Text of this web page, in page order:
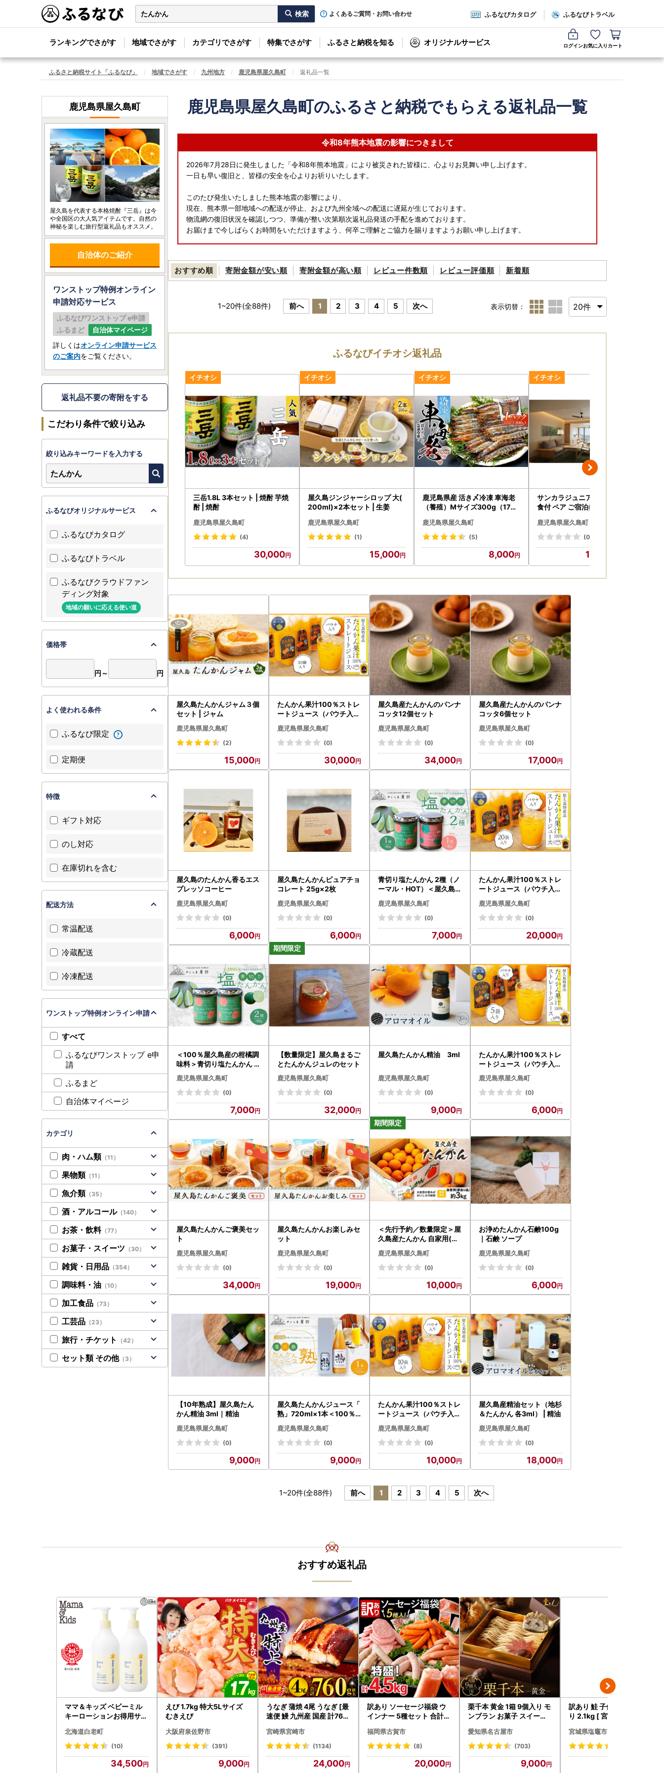
よくあるご質問・お問い合わせ ふるなびカタログ ふるなびトラベル
ランキングでさがす 地域でさがす カテゴリでさがす 特集でさがす ふるさと納税を知る オリジナルサービス ログインお気に入り カート
ふるさと納税サイト「ふるなび」 地域でさがす 九州地方 鹿児島県屋久島町 返礼品一覧
鹿児島県屋久島町のふるさと納税でもらえる返礼品一覧
令和8年熊本地震の影響につきまして
2026年7月28日に発生しました「令和8年熊本地震」により被災された皆様に、心よりお見舞い申し上げます。
一日も早い復旧と、皆様の安全を心よりお祈りいたします。
このたび発生いたしました熊本地震の影響により、
現在、熊本県一部地域への配送が停止、および九州全域への配送に遅延が生じております。
物流網の復旧状況を確認しつつ、準備が整い次第順次返礼品発送の手配を進めております。
お届けまで今しばらくお時間をいただけますよう、何卒ご理解とご協力を賜りますようお願い申し上げます。
おすすめ順 寄附金額が安い順 寄附金額が高い順 レビュー件数順 レビュー評価順 新着順
1~20件(全88件) 前へ 1 2 3 4 5 次へ 表示切替：
ふるなびイチオシ返礼品
三岳1.8L 3本セット | 焼酎 芋焼
酎 | 焼酎
鹿児島県屋久島町
(4)
30,000
屋久島ジンジャーシロップ 大(
200ml)×2本セット | 生姜
鹿児島県屋久島町
(1)
15,000
鹿児島県産 活き〆冷凍 車海老
（養殖）Mサイズ300g（17～
】
鹿児島県屋久島町
(5)
8,000
サンカラジュニアスイート1泊2
食付 ペア ご宿泊券［sankara
宿泊
鹿児島県屋久島町
(0)
1,633,000
屋久島たんかんジャム３個
セット | ジャム
鹿児島県屋久島町
(2)
15,000
たんかん果汁100％ストレ
ートジュース（パウチ入り
） 30袋
鹿児島県屋久島町
(0)
30,000
屋久島産たんかんのパンナ
コッタ12個セット
鹿児島県屋久島町
(0)
34,000
屋久島産たんかんのパンナ
コッタ6個セット
鹿児島県屋久島町
(0)
17,000
屋久島のたんかん香るエス
プレッソコーヒー
鹿児島県屋久島町
(0)
6,000
屋久島たんかんピュアチョ
コレート 25g×2枚
鹿児島県屋久島町
(0)
6,000
青切り塩たんかん 2種（ノ
ーマル・HOT）＜屋久島の
素材を使った柑橘調味料＞
鹿児島県屋久島町
(0)
7,000
たんかん果汁100％ストレ
ートジュース（パウチ入り
） 20袋
鹿児島県屋久島町
(0)
20,000
＜100％屋久島産の柑橘調
味料＞青切り塩たんかん 2
個
鹿児島県屋久島町
(0)
7,000
【数量限定】屋久島まるご
とたんかんジュレのセット
鹿児島県屋久島町
(0)
32,000
屋久島たんかん精油 3ml
鹿児島県屋久島町
(0)
9,000
たんかん果汁100％ストレ
ートジュース（パウチ入り
） 5袋
鹿児島県屋久島町
(0)
6,000
屋久島たんかんご褒美セッ
ト
鹿児島県屋久島町
(0)
34,000
屋久島たんかんお楽しみセ
ット
鹿児島県屋久島町
(0)
19,000
＜先行予約／数量限定＞屋
久島産たんかん 自家用(訳
あり品) 約3kg(S～2Lサイ
ズ・少々キズあり)【2027
年2月中旬以降お届け】
鹿児島県屋久島町
(0)
10,000
お浄めたんかん石鹸100g
｜石鹸 ソープ
鹿児島県屋久島町
(0)
6,000
【10年熟成】屋久島たん
かん精油 3ml｜精油
鹿児島県屋久島町
(0)
9,000
屋久島たんかんジュース「
熟」720ml×1本＜100％
の手づくりストレートジュ
ース＞
鹿児島県屋久島町
(0)
9,000
たんかん果汁100％ストレ
ートジュース（パウチ入り
） 10袋
鹿児島県屋久島町
(0)
10,000
屋久島産精油セット（地杉
＆たんかん 各3ml） | 精油
鹿児島県屋久島町
(0)
18,000
1~20件(全88件) 前へ 1 2 3 4 5 次へ
鹿児島県屋久島町
屋久島を代表する本格焼酎『三岳』は今
や全国区の大人気アイテムです。自然の
神秘を楽しむ旅行型返礼品もオススメ。
自治体のご紹介
ワンストップ特例オンライン
申請対応サービス
ふるなびワンストップ e申請
ふるまど
自治体マイページ
詳しくはオンライン申請サービス
のご案内をご覧ください。
返礼品不要の寄附をする
こだわり条件で絞り込み
絞り込みキーワードを入力する
ふるなびオリジナルサービス
ふるなびカタログ
ふるなびトラベル
ふるなびクラウドファン
ディング対象
地域の願いに応える使い道
価格帯
円～ 円
よく使われる条件
ふるなび限定
定期便
特徴
ギフト対応
のし対応
在庫切れを含む
配送方法
常温配送
冷蔵配送
冷凍配送
ワンストップ特例オンライン申請
すべて
ふるなびワンストップ e申
請
ふるまど
自治体マイページ
カテゴリ
肉・ハム類 （11）
果物類 （11）
魚介類 （35）
酒・アルコール（140）
お茶・飲料（77）
お菓子・スイーツ （30）
雑貨・日用品 （354）
調味料・油 （10）
加工食品 （73）
工芸品 （23）
旅行・チケット （42）
セット類 その他（3）
おすすめ返礼品
ママ＆キッズ ベビーミル
キーローションお得用サイ
0
北海道白老町
(10)
34,500
えび 1.7kg 特大5Lサイズ
むきえび
大阪府泉佐野市
(391)
9,000
うなぎ 蒲焼 4尾 うなぎ [最
速便 鰻 九州産 国産 計760
宮崎県宮崎市
(1134)
24,000
訳あり ソーセージ福袋 ウ
インナー 5種セット 合計4.
福岡県古賀市
(8)
20,000
栗千本 黄金 1箱 9個入り モ
ンブラン お菓子 スイーツ
愛知県名古屋市
(703)
9,000
訳あり 鮭 子供も安心 骨取
り 2.1kg [ 宮城県 塩竈市 ]
宮城県塩竈市